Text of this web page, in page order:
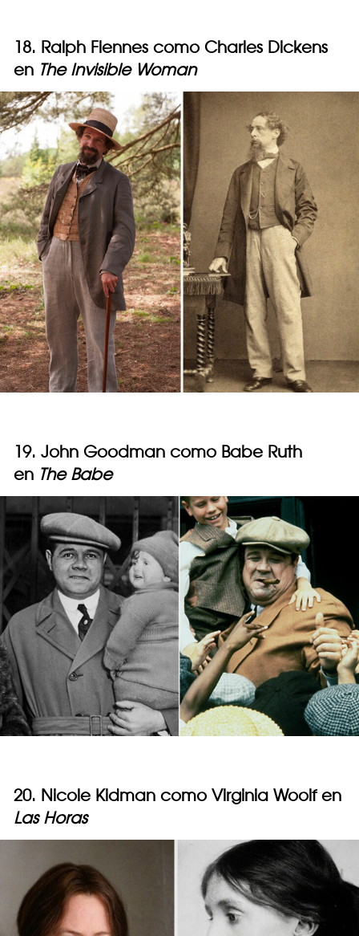
18. Ralph Fiennes como Charles Dickens
en The Invisible Woman
19. John Goodman como Babe Ruth
en The Babe
20. Nicole Kidman como Virginia Woolf en
Las Horas